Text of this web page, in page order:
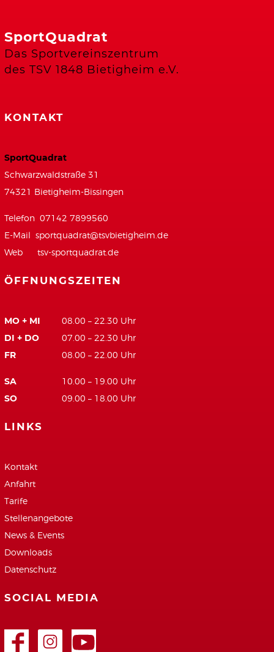
SportQuadrat
Das Sportvereinszentrum
des TSV 1848 Bietigheim e.V.
KONTAKT
SportQuadrat
Schwarzwaldstraße 31
74321 Bietigheim-Bissingen
Telefon 07142 7899560
E-Mail sportquadrat@tsvbietigheim.de
Web tsv-sportquadrat.de
ÖFFNUNGSZEITEN
MO + MI 08.00 – 22.30 Uhr
DI + DO 07.00 – 22.30 Uhr
FR 08.00 – 22.00 Uhr
SA 10.00 – 19.00 Uhr
SO 09.00 – 18.00 Uhr
LINKS
Kontakt
Anfahrt
Tarife
Stellenangebote
News & Events
Downloads
Datenschutz
SOCIAL MEDIA
Google+ Youtube